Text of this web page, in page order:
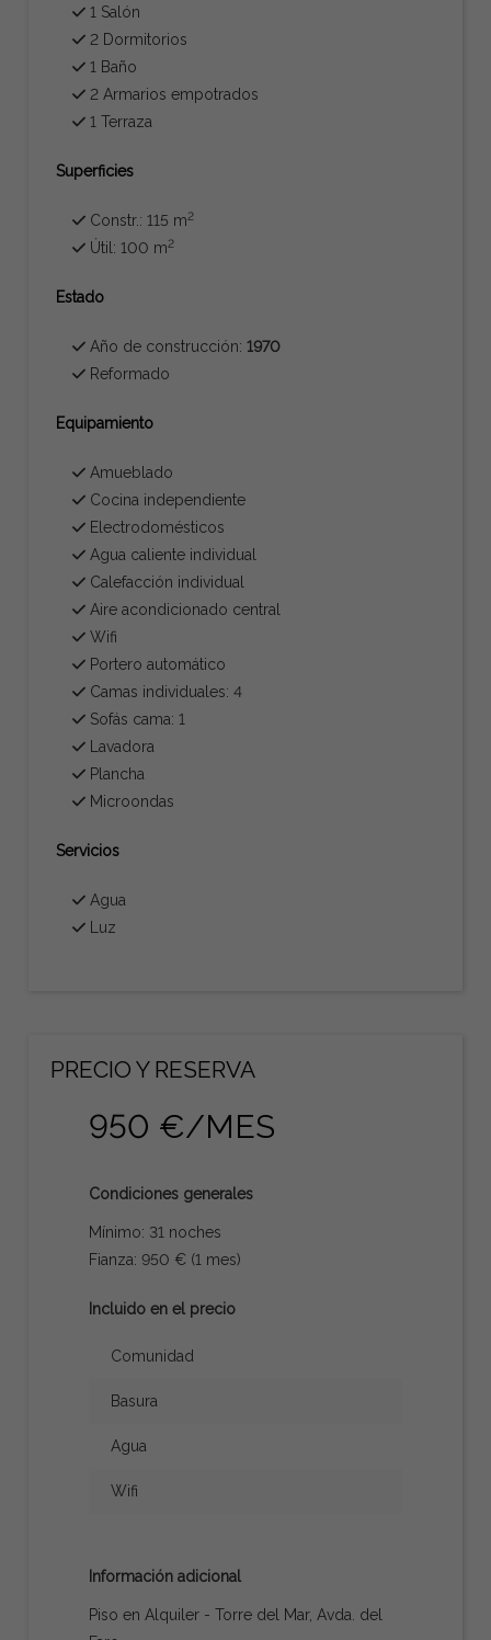
1 Salón
2 Dormitorios
1 Baño
2 Armarios empotrados
1 Terraza
Superficies
Constr.: 115 m2
Útil: 100 m2
Estado
Año de construcción:1970
Reformado
Equipamiento
Amueblado
Cocina independiente
Electrodomésticos
Agua caliente individual
Calefacción individual
Aire acondicionado central
Wifi
Portero automático
Camas individuales: 4
Sofás cama: 1
Lavadora
Plancha
Microondas
Servicios
Agua
Luz
PRECIO Y RESERVA
950 €/MES
Condiciones generales
Mínimo: 31 noches
Fianza: 950 € (1 mes)
Incluido en el precio
Comunidad
Basura
Agua
Wifi
Información adicional
Piso en Alquiler - Torre del Mar, Avda. del